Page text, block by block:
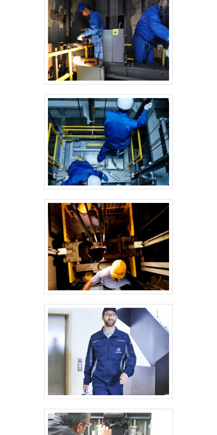
rolantes e manutenção e modernização de
equipamentos Atlas, Otis, Thyssen e
demais marcas.Isso se deve ao fato de a
empresa ser comprometida com os
serviços e inovadora, características
possíveis pelo fato de a empresa ter
escritório de alta qualidade onde são
realizadas as atividades e estrutura
suficiente para atender todas as
demandas. Tudo isso, somado a uma
equipe com colaboradores proativos e
funcionários eficientes, comprova sua
essência de trazer o melhor para todos os
clientes. Saiba mais informações
solicitando um orçamento sem
compromisso!.